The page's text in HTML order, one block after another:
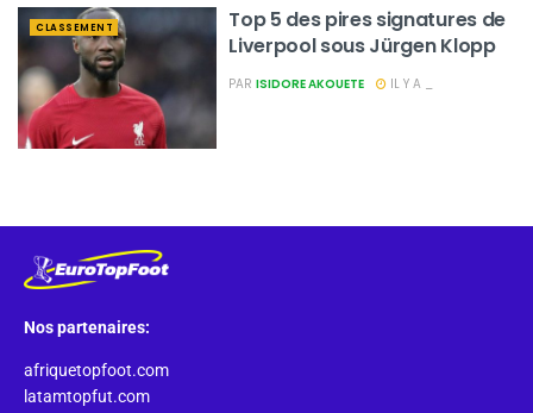
CLASSEMENT
Top 5 des pires signatures de
Liverpool sous Jürgen Klopp
PAR ISIDORE AKOUETE IL Y A _
Nos partenaires:
afriquetopfoot.com
latamtopfut.com